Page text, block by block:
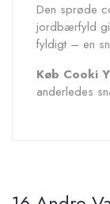
Den sprøde
jordbærfyld
fyldigt – en
Køb Cooki
anderledes